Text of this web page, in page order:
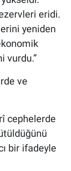
eridi.
yeniden
vurdu.”
ve
cephelerde
bir ifadeyle